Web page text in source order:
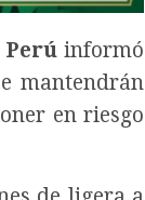
informó
mantendrán
en riesgo